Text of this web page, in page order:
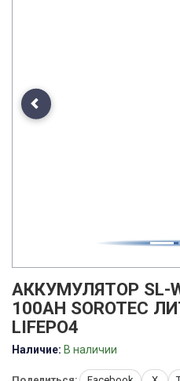
Previous
АККУМУЛЯТОР SL-
100AH SOROTEC
LIFEPO4
Наличие: В наличии